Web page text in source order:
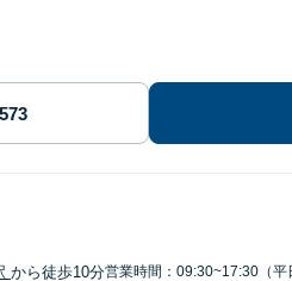
から徒歩10分営業時間：09:30~17:30（平